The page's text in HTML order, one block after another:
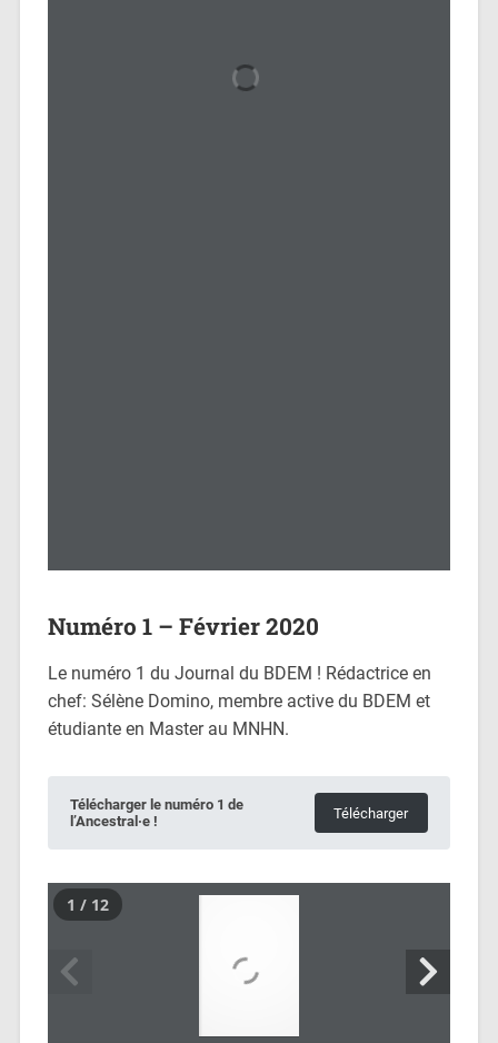
Numéro 1 – Février 2020
Le numéro 1 du Journal du BDEM ! Rédactrice en
chef: Sélène Domino, membre active du BDEM et
étudiante en Master au MNHN.
Télécharger le numéro 1 de
l’Ancestral·e !
Télécharger
1 / 12